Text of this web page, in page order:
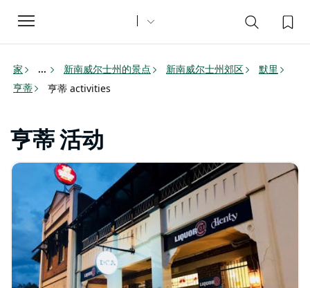
Toggle
navigation
家 ... 新南威尔士州的景点 新南威尔士州郊区
默里
亨蒂
亨蒂 activities
亨蒂 活动